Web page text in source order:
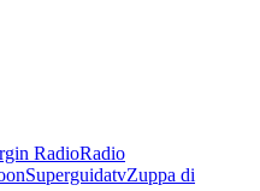
RadioRadio
SuperguidatvZuppa di